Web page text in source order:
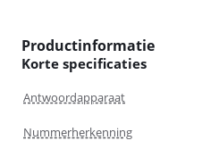
Productinformatie
Korte specificaties
Antwoordapparaat
Nummerherkenning